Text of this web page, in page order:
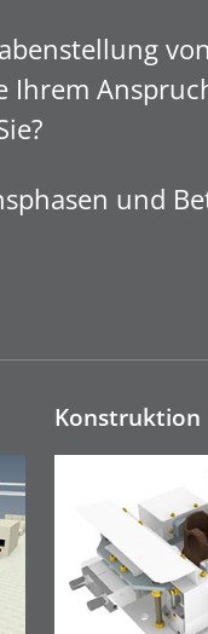
Ihrem
und
Konstruktion